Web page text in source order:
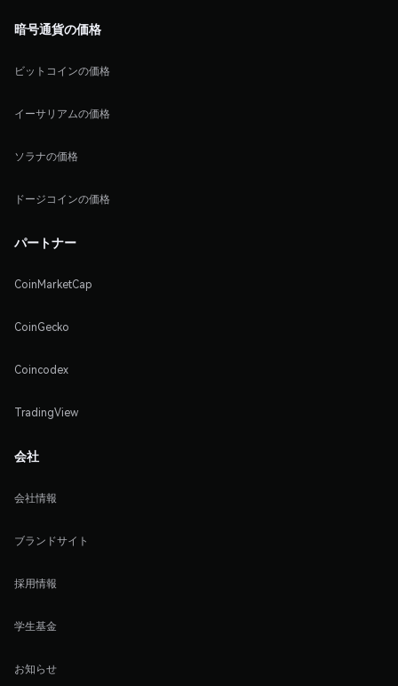
暗号通貨の価格
ビットコインの価格
イーサリアムの価格
ソラナの価格
ドージコインの価格
パートナー
CoinMarketCap
CoinGecko
Coincodex
TradingView
会社
会社情報
ブランドサイト
採用情報
学生基金
お知らせ